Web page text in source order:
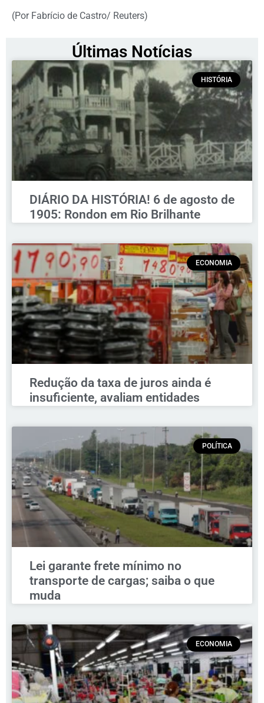
(Por Fabrício de Castro/ Reuters)
Últimas Notícias
HISTÓRIA
DIÁRIO DA HISTÓRIA! 6 de agosto de
1905: Rondon em Rio Brilhante
ECONOMIA
Redução da taxa de juros ainda é
insuficiente, avaliam entidades
POLÍTICA
Lei garante frete mínimo no
transporte de cargas; saiba o que
muda
ECONOMIA